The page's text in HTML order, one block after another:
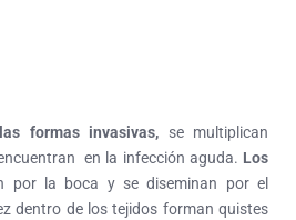
formas invasivas, se multiplican
en la infección aguda. Los
por la boca y se diseminan por el
dentro de los tejidos forman quistes